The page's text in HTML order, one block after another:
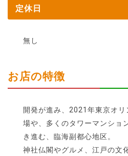
定休日
無し
お店の特徴
開発が進み、2021年東京オ
場や、多くのタワーマンショ
き進む、臨海副都心地区。
神社仏閣やグルメ、江戸の文